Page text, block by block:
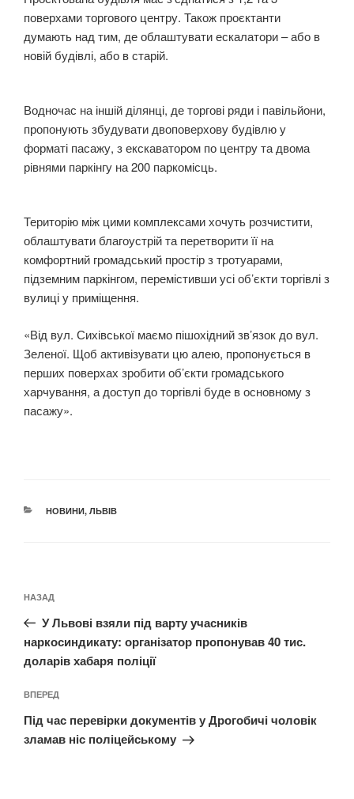
поверхами торгового центру. Також проєктанти
думають над тим, де облаштувати ескалатори – або в
новій будівлі, або в старій.
Водночас на іншій ділянці, де торгові ряди і павільйони,
пропонують збудувати двоповерхову будівлю у
форматі пасажу, з екскаватором по центру та двома
рівнями паркінгу на 200 паркомісць.
Територію між цими комплексами хочуть розчистити,
облаштувати благоустрій та перетворити її на
комфортний громадський простір з тротуарами,
підземним паркінгом, перемістивши усі об’єкти торгівлі з
вулиці у приміщення.
«Від вул. Сихівської маємо пішохідний зв’язок до вул.
Зеленої. Щоб активізувати цю алею, пропонується в
перших поверхах зробити об’єкти громадського
харчування, а доступ до торгівлі буде в основному з
пасажу».
КАТЕГОРІЇ
НОВИНИ, ЛЬВІВ
записів
Попередній
запис:
НАЗАД
У Львові взяли під варту учасників
наркосиндикату: організатор пропонував 40 тис.
доларів хабаря поліції
Наступний
запис
ВПЕРЕД
Під час перевірки документів у Дрогобичі чоловік
зламав ніс поліцейському